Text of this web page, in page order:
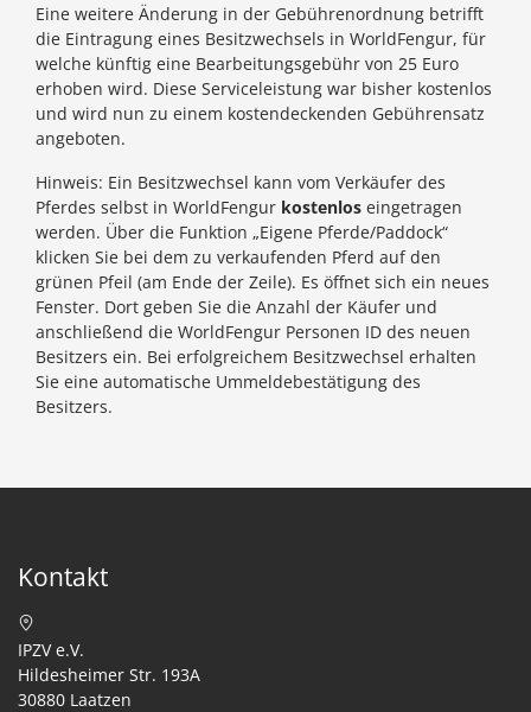
Eine weitere Änderung in der Gebührenordnung betrifft
die Eintragung eines Besitzwechsels in WorldFengur, für
welche künftig eine Bearbeitungsgebühr von 25 Euro
erhoben wird. Diese Serviceleistung war bisher kostenlos
und wird nun zu einem kostendeckenden Gebührensatz
angeboten.
Hinweis: Ein Besitzwechsel kann vom Verkäufer des
Pferdes selbst in WorldFengur kostenlos eingetragen
werden. Über die Funktion „Eigene Pferde/Paddock“
klicken Sie bei dem zu verkaufenden Pferd auf den
grünen Pfeil (am Ende der Zeile). Es öffnet sich ein neues
Fenster. Dort geben Sie die Anzahl der Käufer und
anschließend die WorldFengur Personen ID des neuen
Besitzers ein. Bei erfolgreichem Besitzwechsel erhalten
Sie eine automatische Ummeldebestätigung des
Besitzers.
Kontakt
IPZV e.V.
Hildesheimer Str. 193A
30880 Laatzen